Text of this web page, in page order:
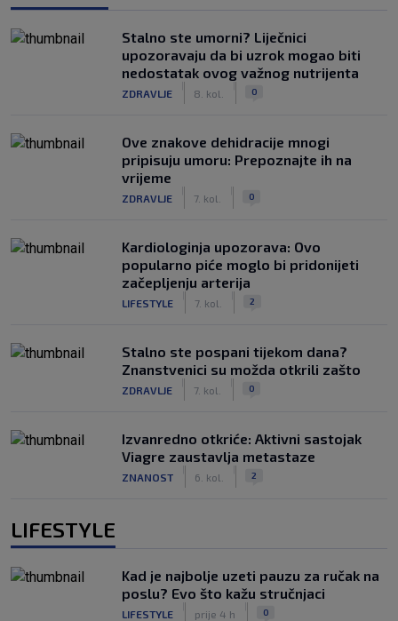
Stalno ste umorni? Liječnici
upozoravaju da bi uzrok mogao biti
nedostatak ovog važnog nutrijenta
ZDRAVLJE 8. kol. 0
Ove znakove dehidracije mnogi
pripisuju umoru: Prepoznajte ih na
vrijeme
ZDRAVLJE 7. kol. 0
Kardiologinja upozorava: Ovo
popularno piće moglo bi pridonijeti
začepljenju arterija
LIFESTYLE 7. kol. 2
Stalno ste pospani tijekom dana?
Znanstvenici su možda otkrili zašto
ZDRAVLJE 7. kol. 0
Izvanredno otkriće: Aktivni sastojak
Viagre zaustavlja metastaze
ZNANOST 6. kol. 2
LIFESTYLE
Kad je najbolje uzeti pauzu za ručak na
poslu? Evo što kažu stručnjaci
LIFESTYLE prije 4 h 0